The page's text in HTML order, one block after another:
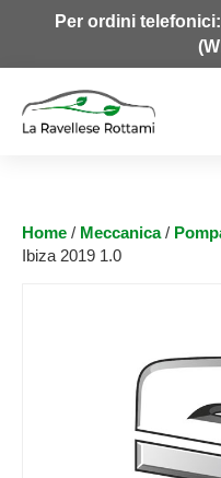
Per ordini telefonici:
Home / Meccanica/
Ibiza 2019 1.0